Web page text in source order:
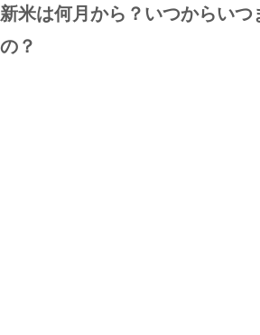
新米は何月から？いつからいつ
の？